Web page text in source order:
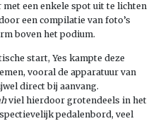
een enkele spot uit te lichten
een compilatie van foto’s
boven het podium.
start, Yes kampte deze
vooral de apparatuur van
direct bij aanvang.
viel hierdoor grotendeels in het
pedalenbord, veel